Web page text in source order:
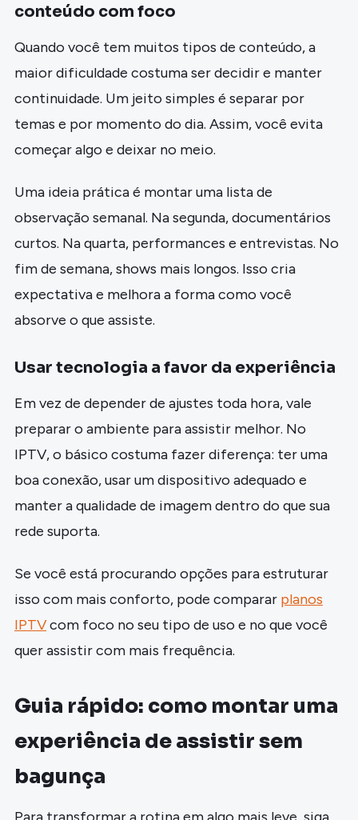
conteúdo com foco
Quando você tem muitos tipos de conteúdo, a
maior dificuldade costuma ser decidir e manter
continuidade. Um jeito simples é separar por
temas e por momento do dia. Assim, você evita
começar algo e deixar no meio.
Uma ideia prática é montar uma lista de
observação semanal. Na segunda, documentários
curtos. Na quarta, performances e entrevistas. No
fim de semana, shows mais longos. Isso cria
expectativa e melhora a forma como você
absorve o que assiste.
Usar tecnologia a favor da experiência
Em vez de depender de ajustes toda hora, vale
preparar o ambiente para assistir melhor. No
IPTV, o básico costuma fazer diferença: ter uma
boa conexão, usar um dispositivo adequado e
manter a qualidade de imagem dentro do que sua
rede suporta.
Se você está procurando opções para estruturar
isso com mais conforto, pode comparar planos
IPTVcom foco no seu tipo de uso e no que você
quer assistir com mais frequência.
Guia rápido: como montar uma
experiência de assistir sem
bagunça